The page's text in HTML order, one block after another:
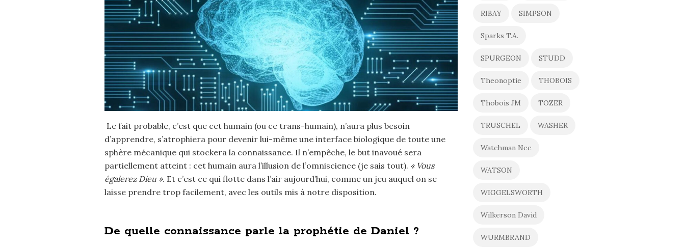
Le fait probable, c’est que cet humain (ou ce trans-humain), n’aura plus besoin
d’apprendre, s’atrophiera pour devenir lui-même une interface biologique de toute une
sphère mécanique qui stockera la connaissance. Il n’empêche, le but inavoué sera
partiellement atteint : cet humain aura l’illusion de l’omniscience (je sais tout). « Vous
égalerez Dieu ». Et c’est ce qui flotte dans l’air aujourd’hui, comme un jeu auquel on se
laisse prendre trop facilement, avec les outils mis à notre disposition.
De quelle connaissance parle la prophétie de Daniel ?
RIBAY SIMPSON
Sparks T.A.
SPURGEON STUDD
Theonoptie THOBOIS
Thobois JM TOZER
TRUSCHEL WASHER
Watchman Nee
WATSON
WIGGELSWORTH
Wilkerson David
WURMBRAND